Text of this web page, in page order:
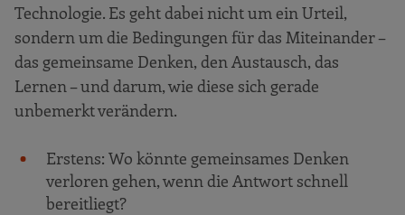
Technologie. Es geht dabei nicht um ein Urteil,
sondern um die Bedingungen für das Miteinander –
das gemeinsame Denken, den Austausch, das
Lernen – und darum, wie diese sich gerade
unbemerkt verändern.
Erstens: Wo könnte gemeinsames Denken
verloren gehen, wenn die Antwort schnell
bereitliegt?